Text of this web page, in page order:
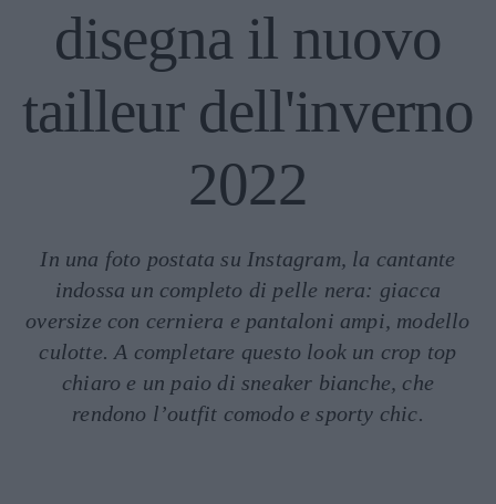
disegna il nuovo
tailleur dell'inverno
2022
In una foto postata su Instagram, la cantante
indossa un completo di pelle nera: giacca
oversize con cerniera e pantaloni ampi, modello
culotte. A completare questo look un crop top
chiaro e un paio di sneaker bianche, che
rendono l’outfit comodo e sporty chic.